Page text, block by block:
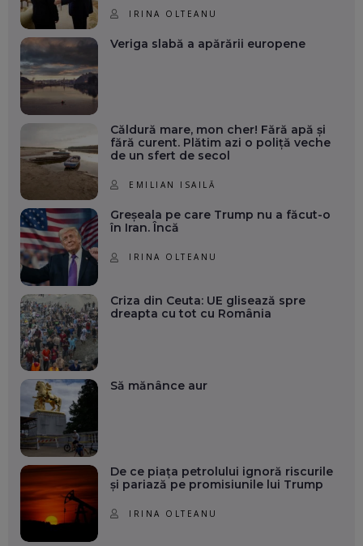
IRINA OLTEANU
Veriga slabă a apărării europene
Căldură mare, mon cher! Fără apă și
fără curent. Plătim azi o poliță veche
de un sfert de secol
EMILIAN ISAILĂ
Greșeala pe care Trump nu a făcut-o
în Iran. Încă
IRINA OLTEANU
Criza din Ceuta: UE glisează spre
dreapta cu tot cu România
Să mănânce aur
De ce piața petrolului ignoră riscurile
și pariază pe promisiunile lui Trump
IRINA OLTEANU